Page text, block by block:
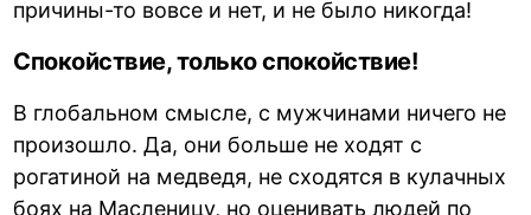
причины-то вовсе и нет, и не было никогда!
Спокойствие, только спокойствие!
В глобальном смысле, с мужчинами ничего не
произошло. Да, они больше не ходят с
рогатиной на медведя, не сходятся в кулачных
боях на Масленицу, но оценивать людей по